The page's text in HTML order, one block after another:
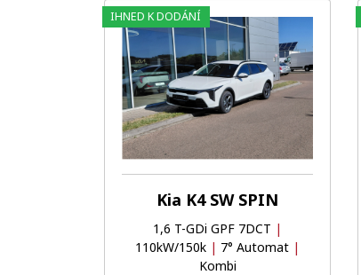
Kia K4 SW SPIN
1,6 T-GDi GPF 7DCT |
110kW/150k | 7° Automat |
Kombi
IHNED K DODÁNÍ